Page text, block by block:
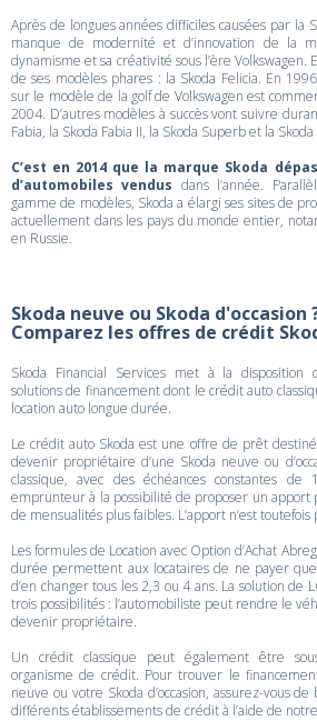
Après de longues années difficiles causées par la
manque de modernité et d’innovation de la
dynamisme et sa créativité sous l’ère Volkswagen.
de ses modèles phares : la Skoda Felicia. En
sur le modèle de la golf de Volkswagen est
2004. D’autres modèles à succès vont suivre
Fabia, la Skoda Fabia II, la Skoda Superb et la
C’est en 2014 que la marque Skoda
d’automobiles vendus dans l’année.
gamme de modèles, Skoda a élargi ses sites de
actuellement dans les pays du monde entier,
en Russie.
Skoda neuve ou Skoda d'occasion
Comparez les offres de crédit
Skoda Financial Services met à la disposition
solutions de financement dont le crédit auto
location auto longue durée.
Le crédit auto Skoda est une offre de prêt
devenir propriétaire d’une Skoda neuve ou
classique, avec des échéances constantes
emprunteur à la possibilité de proposer un
de mensualités plus faibles. L’apport n’est toutefois
Les formules de Location avec Option d’Achat
durée permettent aux locataires de ne payer
d’en changer tous les 2,3 ou 4 ans. La solution de
trois possibilités : l’automobiliste peut rendre le
devenir propriétaire.
Un crédit classique peut également être
organisme de crédit. Pour trouver le
neuve ou votre Skoda d’occasion, assurez-vous
différents établissements de crédit à l’aide de